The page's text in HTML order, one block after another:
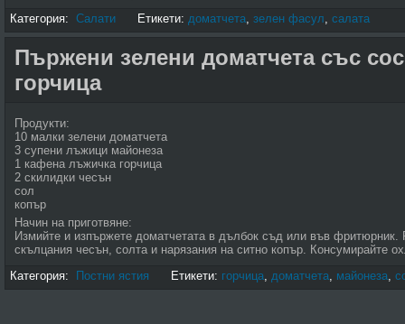
Категория: Салати Етикети: доматчета, зелен фасул, салата
Пържени зелени доматчета със
горчица
Продукти:
10 малки зелени доматчета
3 супени лъжици майонеза
1 кафена лъжичка горчица
2 скилидки чесън
сол
копър
Начин на приготвяне:
Измийте и изпържете доматчетата в дълбок съд или във фритюрник.
скълцания чесън, солта и нарязания на ситно копър. Консумирайте
Категория:
Постни ястия Етикети: горчица, доматчета, майонеза,